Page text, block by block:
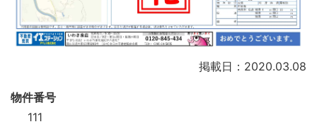
掲載日：2020.03.08
物件番号
111